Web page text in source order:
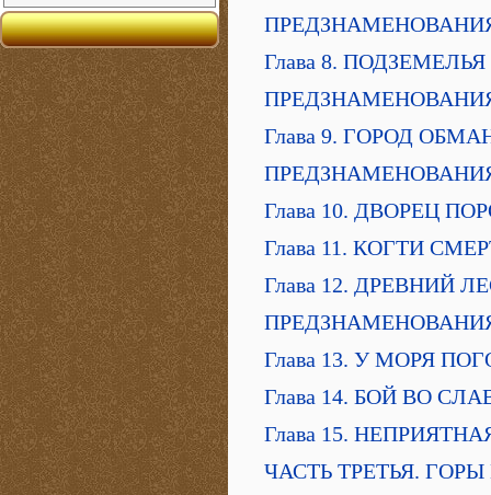
Глава 8.
Глава 9. ГОРОД
Глава 10. ДВОРЕЦ
Глава 11. КОГТИ
Глава 12. ДРЕВНИЙ
Глава 13. У МОРЯ
Глава 14. БОЙ ВО
Глава 15.
ЧАСТЬ ТРЕТЬЯ.